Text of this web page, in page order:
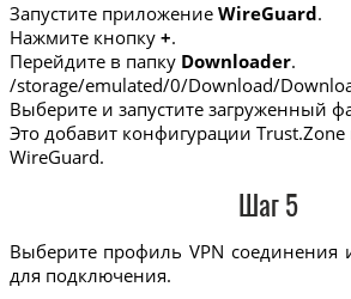
Запустите приложение WireGuard.
Нажмите кнопку +.
Перейдите в папку Downloader.
/storage/emulated/0/Download/
Выберите и запустите загруженный
Это добавит конфигурации
WireGuard.
Шаг 5
Выберите профиль VPN соединения
для подключения.